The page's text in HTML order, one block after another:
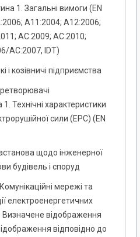
1. Загальні вимоги (EN
А11:2004; А12:2006;
АС:2009; АС:2010;
АС:2007, IDT)
козівничі підприємства
Технічні характеристики
сили (ЕРС) (EN
щодо інженерної
будівель і споруд
мережі та
електроенергетичних
Визначене відображення
відповідно до